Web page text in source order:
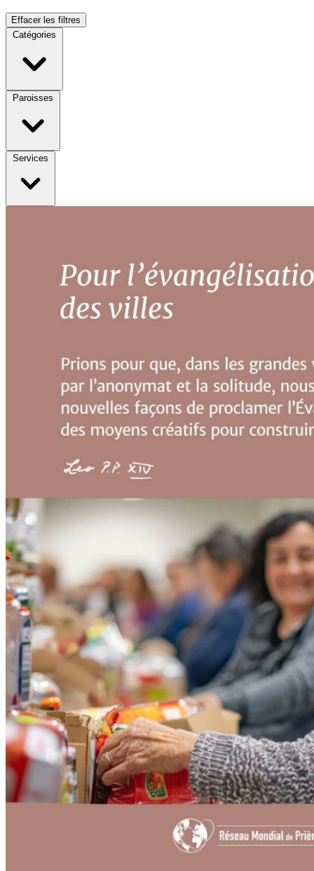
Effacer les filtres
Catégories
Paroisses
Services